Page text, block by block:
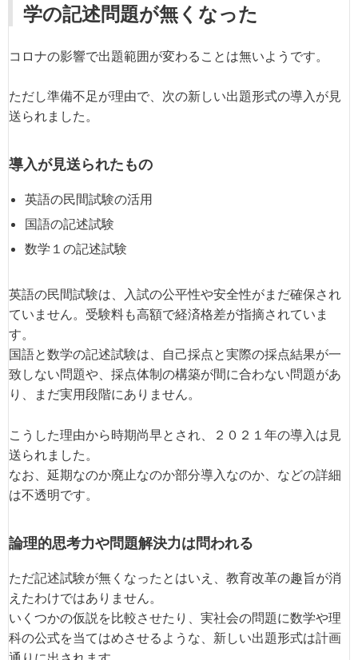
学の記述問題が無くなった
コロナの影響で出題範囲が変わることは無いようです。
ただし準備不足が理由で、次の新しい出題形式の導入が見
送られました。
導入が見送られたもの
英語の民間試験の活用
国語の記述試験
数学１の記述試験
英語の民間試験は、入試の公平性や安全性がまだ確保され
ていません。受験料も高額で経済格差が指摘されていま
す。
国語と数学の記述試験は、自己採点と実際の採点結果が一
致しない問題や、採点体制の構築が間に合わない問題があ
り、まだ実用段階にありません。
こうした理由から時期尚早とされ、２０２１年の導入は見
送られました。
なお、延期なのか廃止なのか部分導入なのか、などの詳細
は不透明です。
論理的思考力や問題解決力は問われる
ただ記述試験が無くなったとはいえ、教育改革の趣旨が消
えたわけではありません。
いくつかの仮説を比較させたり、実社会の問題に数学や理
科の公式を当てはめさせるような、新しい出題形式は計画